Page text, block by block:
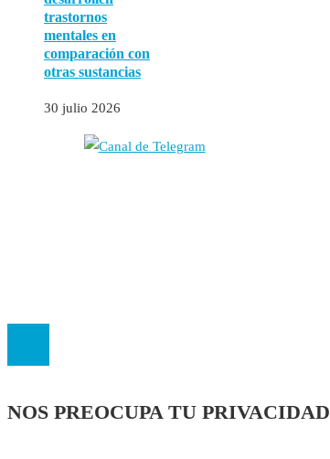
trastornos
mentales en
comparación con
otras sustancias
30 julio 2026
NOS PREOCUPA TU PRIVACIDAD